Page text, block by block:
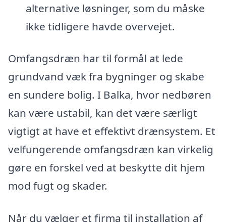
alternative løsninger, som du måske
ikke tidligere havde overvejet.
Omfangsdræn har til formål at lede
grundvand væk fra bygninger og skabe
en sundere bolig. I Balka, hvor nedbøren
kan være ustabil, kan det være særligt
vigtigt at have et effektivt drænsystem. Et
velfungerende omfangsdræn kan virkelig
gøre en forskel ved at beskytte dit hjem
mod fugt og skader.
Når du vælger et firma til installation af